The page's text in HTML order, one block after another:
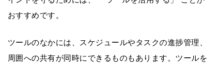
おすすめです。
ツールのなかには、スケジュールやタスクの進捗管理、
周囲への共有が同時にできるものもあります。ツールを